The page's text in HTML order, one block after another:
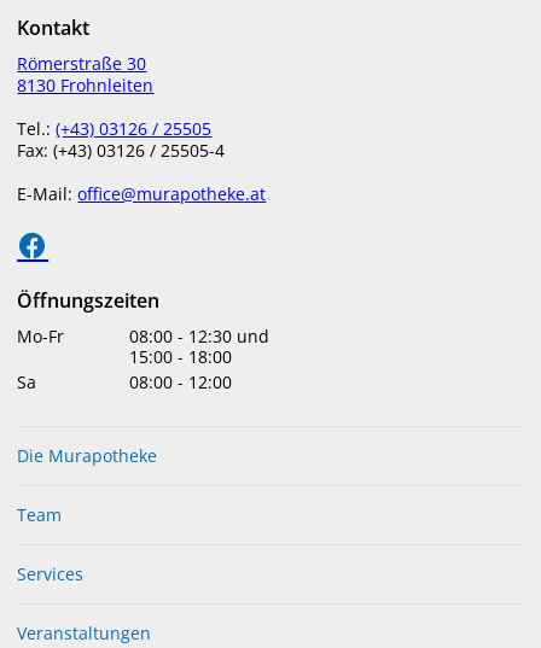
Kontakt
Römerstraße 30
8130 Frohnleiten
Tel.:(+43) 03126 / 25505
Fax: (+43) 03126 / 25505-4
E-Mail:office@murapotheke.at
Öffnungszeiten
Mo-Fr 08:00 - 12:30 und
15:00 - 18:00
Sa
08:00 - 12:00
Die Murapotheke
Team
Services
Veranstaltungen